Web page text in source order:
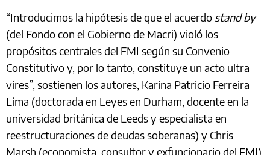
“Introducimos la hipótesis de que el acuerdo stand by
(del Fondo con el Gobierno de Macri) violó los
propósitos centrales del FMI según su Convenio
Constitutivo y, por lo tanto, constituye un acto ultra
vires”, sostienen los autores, Karina Patricio Ferreira
Lima (doctorada en Leyes en Durham, docente en la
universidad británica de Leeds y especialista en
reestructuraciones de deudas soberanas) y Chris
Marsh (economista, consultor y exfuncionario del FMI).